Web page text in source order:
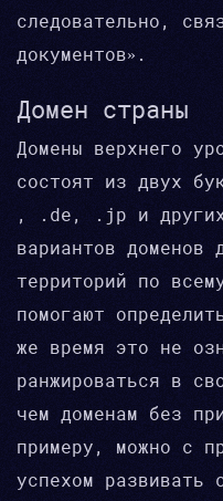
следовательно,
документов».
Домен страны
Домены верхнего
состоят из двух
, .de, .jp и
вариантов доменов
территорий по
помогают
же время это не
ранжироваться в
чем доменам без
примеру, можно с
успехом развивать